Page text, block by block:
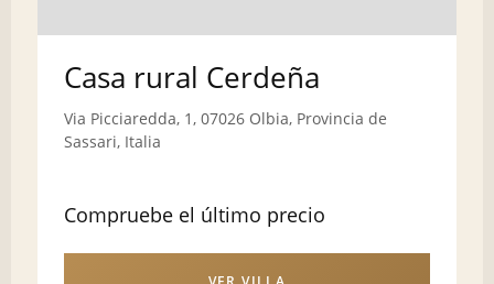
Casa rural Cerdeña
Via Picciaredda, 1, 07026 Olbia, Provincia de
Sassari, Italia
Compruebe el último precio